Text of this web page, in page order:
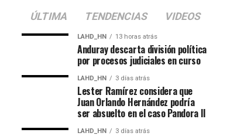
ÚLTIMA TENDENCIAS VIDEOS
LAHD_HN 13 horas atrás
Anduray descarta división política
por procesos judiciales en curso
LAHD_HN 3 días atrás
Lester Ramírez considera que
Juan Orlando Hernández podría
ser absuelto en el caso Pandora II
LAHD_HN 3 días atrás